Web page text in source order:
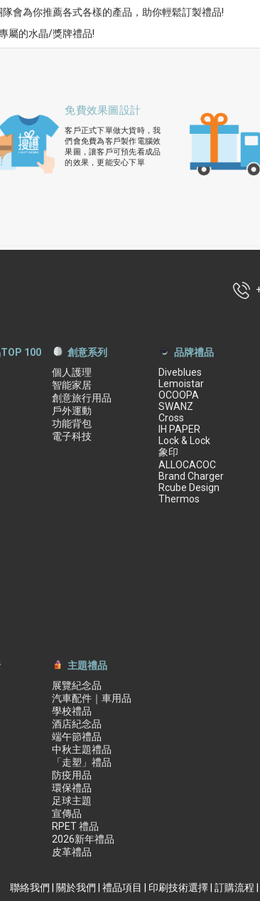
隊會為你推薦各式各樣的產品，助你輕鬆訂製禮品!
屬的水晶/獎牌禮品!
免費效果圖設計
客戶正式下單做大貨時，我
們會免費為客戶製作電腦效
果圖，讓客戶可預先看成品
的效果，更能安心下單
100
創意系列
個人護理
智能家居
創意旅行用品
戶外運動
功能背包
電子科技
品牌禮品
Diveblues
Lemoistar
OCOOPA
SWANZ
Cross
IH PAPER
Lock & Lock
象印
ALLOCACOC
Brand Charger
Rcube Design
Thermos
主題禮品
展覽紀念品
汽車配件｜車用品
學校禮品
酒店紀念品
端午節禮品
中秋主題禮品
「走塑」禮品
防疫用品
環保禮品
足球主題
宣傳品
RPET 禮品
2026新年禮品
皮革禮品
聯絡我們 關於我們 禮品項目 印刷技術選擇| 訂購流程